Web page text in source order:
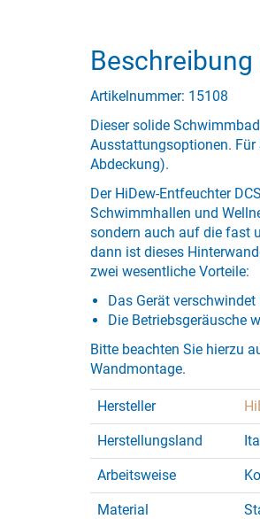
Artikelnummer: 15108
Dieser solide
Ausstattungsoptionen.
Abdeckung).
Der HiDew-Entfeuchter
Schwimmhallen und
sondern auch auf die fast
dann ist dieses
zwei wesentliche Vorteile:
Das Gerät
Die Betriebsgeräusche
Bitte beachten Sie hierzu
Wandmontage.
Hersteller
Herstellungsland
Arbeitsweise
Material